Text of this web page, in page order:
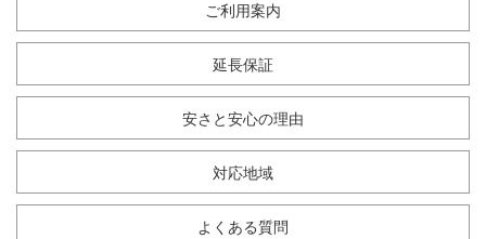
ご利用案内
延長保証
安さと安心の理由
対応地域
よくある質問